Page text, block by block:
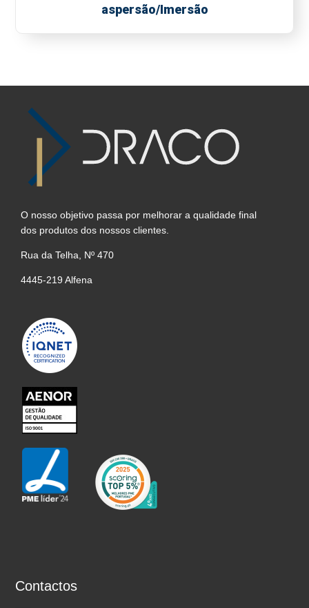
aspersão/Imersão
O nosso objetivo passa por melhorar a qualidade final
dos produtos dos nossos clientes.
Rua da Telha, Nº 470
4445-219 Alfena
Contactos